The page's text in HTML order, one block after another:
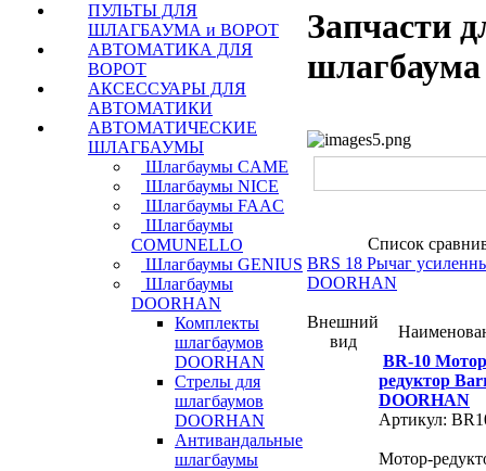
ПУЛЬТЫ ДЛЯ
ШЛАГБАУМА и ВОРОТ
АВТОМАТИКА ДЛЯ
ВОРОТ
АКСЕССУАРЫ ДЛЯ
АВТОМАТИКИ
АВТОМАТИЧЕСКИЕ
ШЛАГБАУМЫ
Шлагбаумы CAME
Шлагбаумы NICE
Шлагбаумы FAAC
Шлагбаумы
COMUNELLO
Шлагбаумы GENIUS
Шлагбаумы
DOORHAN
Комплекты
шлагбаумов
DOORHAN
Стрелы для
шлагбаумов
DOORHAN
Антивандальные
шлагбаумы
Запчасти
Список
BRS 18 Рычаг
DOORHAN
Внешний
вид
BR-10
редуктор
DOORHAN
Артикул:
Мотор-